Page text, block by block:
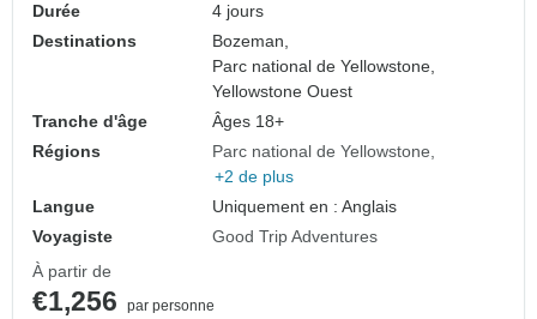
Durée
4 jours
Destinations
Bozeman,
Parc national de Yellowstone,
Yellowstone Ouest
Tranche d'âge
Âges 18+
Régions
Parc national de Yellowstone
+2 de plus
Langue
Uniquement en : Anglais
Voyagiste
Good Trip Adventures
À partir de
€1,256
par personne